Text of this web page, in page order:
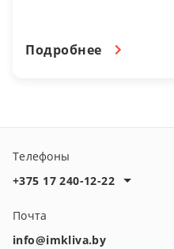
упростить процесс. В
Подробнее
Телефоны
+375 17 240-12-22
Почта
info@imkliva.by